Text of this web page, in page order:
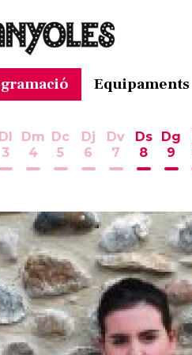
Equipaments
1 d'agost2 d'agost
Dl
3
Dilluns 3 d'agost
Dm
4
Dimarts 4 d'agost
Dc
5
Dimecres 5 d'agost
Dj
6
Dijous 6
Dv
7
Divendres
Ds
8
Dg
9